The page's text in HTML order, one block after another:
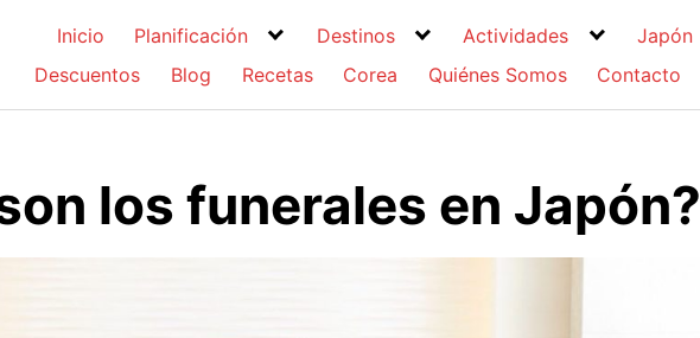
Inicio Planificación Destinos Actividades
Japón
Descuentos
Blog Recetas Corea Quiénes Somos Contacto
los funerales en Japón?